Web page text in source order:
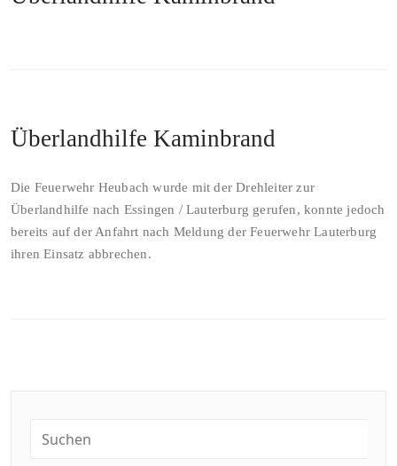
Überlandhilfe Kaminbrand
Die Feuerwehr Heubach wurde mit der Drehleiter zur
Überlandhilfe nach Essingen / Lauterburg gerufen, konnte jedoch
bereits auf der Anfahrt nach Meldung der Feuerwehr Lauterburg
ihren Einsatz abbrechen.